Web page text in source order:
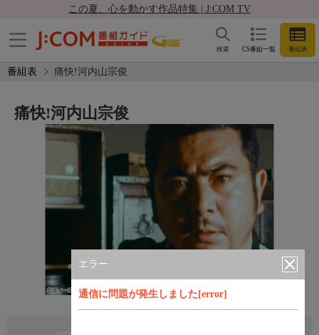
この夏、心を動かす作品特集 | J:COM TV
CS番組一覧 番組表
検索
番組表 痛快!河内山宗俊
エラー
通信に問題が発生しました[error]
痛快!河内山宗俊